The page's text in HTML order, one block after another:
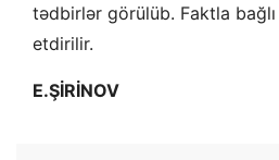
tədbirlər görülüb. Faktla
etdirilir.
E.ŞİRİNOV